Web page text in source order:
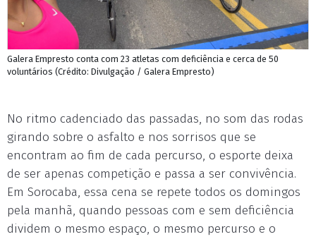
Galera Empresto conta com 23 atletas com deficiência e cerca de 50
voluntários (Crédito: Divulgação / Galera Empresto)
No ritmo cadenciado das passadas, no som das rodas
girando sobre o asfalto e nos sorrisos que se
encontram ao fim de cada percurso, o esporte deixa
de ser apenas competição e passa a ser convivência.
Em Sorocaba, essa cena se repete todos os domingos
pela manhã, quando pessoas com e sem deficiência
dividem o mesmo espaço, o mesmo percurso e o